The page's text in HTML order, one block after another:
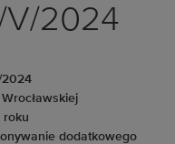
V/2024
2024
roku
dodatkowego